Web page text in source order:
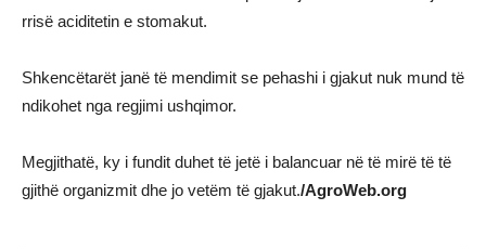
rrisë aciditetin e stomakut.
Shkencëtarët janë të mendimit se pehashi i gjakut nuk mund të
ndikohet nga regjimi ushqimor.
Megjithatë, ky i fundit duhet të jetë i balancuar në të mirë të të
gjithë organizmit dhe jo vetëm të gjakut./AgroWeb.org